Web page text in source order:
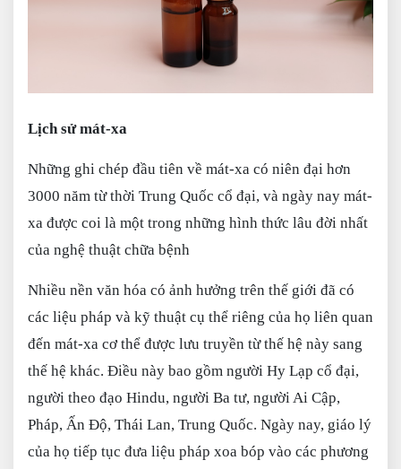
Lịch sử mát-xa
Những ghi chép đầu tiên về mát-xa có niên đại hơn
3000 năm từ thời Trung Quốc cổ đại, và ngày nay mát-
xa được coi là một trong những hình thức lâu đời nhất
của nghệ thuật chữa bệnh
Nhiều nền văn hóa có ảnh hưởng trên thế giới đã có
các liệu pháp và kỹ thuật cụ thể riêng của họ liên quan
đến mát-xa cơ thể được lưu truyền từ thế hệ này sang
thế hệ khác. Điều này bao gồm người Hy Lạp cổ đại,
người theo đạo Hindu, người Ba tư, người Ai Cập,
Pháp, Ấn Độ, Thái Lan, Trung Quốc. Ngày nay, giáo lý
của họ tiếp tục đưa liệu pháp xoa bóp vào các phương